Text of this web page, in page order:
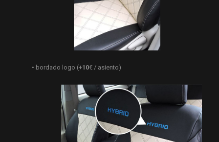
• bordado logo (+10€ / asiento)